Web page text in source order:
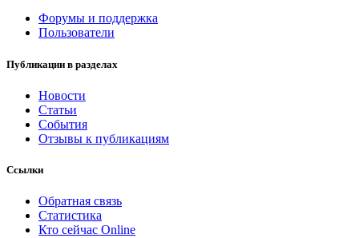
Форумы и поддержка
Пользователи
Публикации в разделах
Новости
Статьи
События
Отзывы к публикациям
Ссылки
Обратная связь
Статистика
Кто сейчас Online